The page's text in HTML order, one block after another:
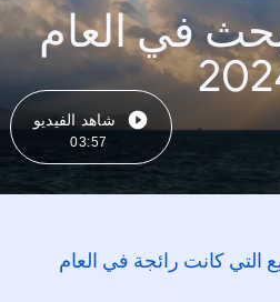
في العام
شاهد الفيديو
03:57
التي كانت رائجة في العام